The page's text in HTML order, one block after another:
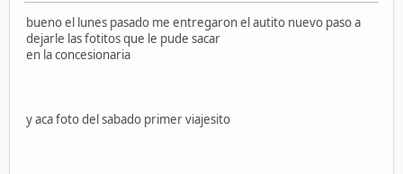
bueno el lunes pasado me entregaron el autito nuevo paso a
dejarle las fotitos que le pude sacar
en la concesionaria
y aca foto del sabado primer viajesito